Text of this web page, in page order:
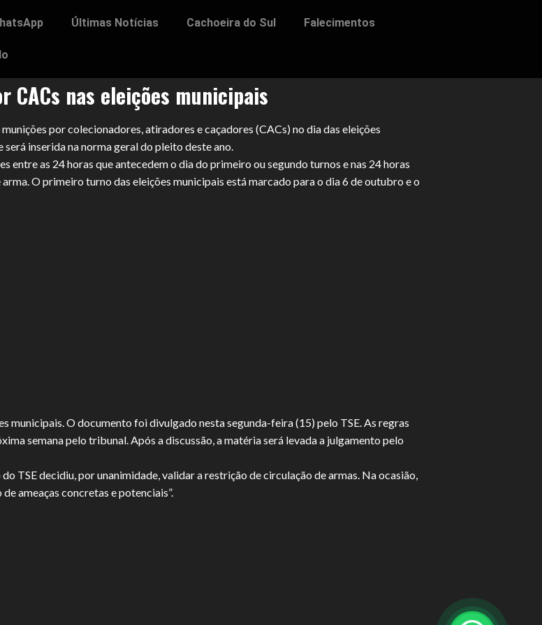
Últimas Notícias Cachoeira do Sul Falecimentos
nas eleições municipais
por colecionadores, atiradores e caçadores (CACs) no dia das eleições
inserida na norma geral do pleito deste ano.
entre as 24 horas que antecedem o dia do primeiro ou segundo turnos e nas 24 horas
O primeiro turno das eleições municipais está marcado para o dia 6 de outubro e o
municipais. O documento foi divulgado nesta segunda-feira (15) pelo TSE. As regras
semana pelo tribunal. Após a discussão, a matéria será levada a julgamento pelo
TSE decidiu, por unanimidade, validar a restrição de circulação de armas. Na ocasião,
ameaças concretas e potenciais”.